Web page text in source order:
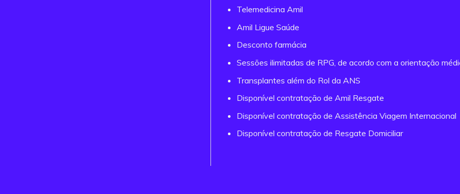
Telemedicina Amil
Amil Ligue Saúde
Desconto farmácia
Sessões ilimitadas de RPG, de acordo com a orientação
Transplantes além do Rol da ANS
Disponível contratação de Amil Resgate
Disponível contratação de Assistência Viagem Internacional
Disponível contratação de Resgate Domiciliar